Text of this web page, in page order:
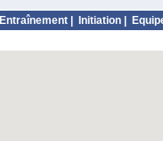
Entraînement Initiation